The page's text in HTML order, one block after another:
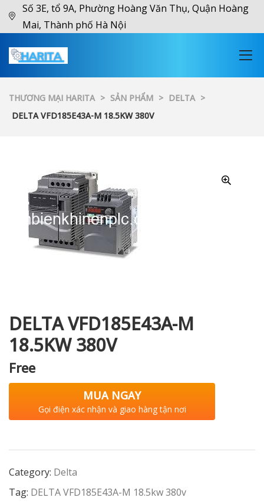
Số 3E, tổ 9A, Phường Hoàng Văn Thụ, Quận Hoàng
Mai, Thành phố Hà Nội
THƯƠNG MẠI HARITA > SẢN PHẨM > DELTA >
DELTA VFD185E43A-M 18.5KW 380V
DELTA VFD185E43A-M
18.5KW 380V
Free
MUA NGAY
Gọi điện xác nhận và giao hàng tận nơi
Category: Delta
Tag: DELTA VFD185E43A-M 18.5kw 380v
XNK